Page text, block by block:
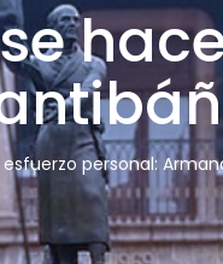
personal: